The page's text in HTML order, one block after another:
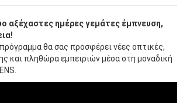
αξέχαστες ημέρες γεμάτες έμπνευση,
θα σας προσφέρει νέες οπτικές,
και πληθώρα εμπειριών μέσα στη μοναδική